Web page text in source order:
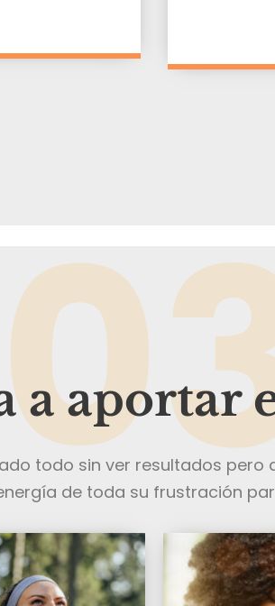
a aportar
todo sin ver resultados pero
de toda su frustración